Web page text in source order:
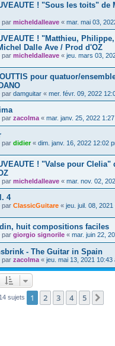
! "Sous les toits" de
par micheldalleave « mar. mai 03,
! "Matthieu,
Dalle Ave / Prod d'OZ
par micheldalleave « jeu. mars 03,
pour quatuor/
par damguitar « mer. févr. 09, 2022
par zacolma « mar. janv. 25, 2022
par didier« dim. janv. 16, 2022 12:02
! "Valse pour Clelia"
par micheldalleave « mar. nov. 02,
4
par ClassicGuitare « jeu. juil. 08, 2021
huit compositions faciles
par giorgio signorile « mar. juin 22,
- The Guitar in Spain
par zacolma « jeu. mai 13, 2021 10:43
sujets 1 2 3 4 5